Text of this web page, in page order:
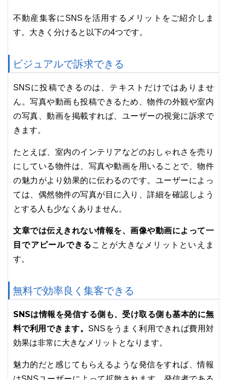
不動産集客にSNSを活用するメリットをご紹介しま
す。大きく分けると以下の4つです。
ビジュアルで訴求できる
SNSに投稿できるのは、テキストだけではありませ
ん。写真や動画も投稿できるため、物件の外観や室内
の写真、動画を掲載すれば、ユーザーの視覚に訴求で
きます。
たとえば、室内のインテリアなどのおしゃれさを売り
にしている物件は、写真や動画を用いることで、物件
の魅力がより効果的に伝わるのです。ユーザーによっ
ては、偶然物件の写真が目に入り、詳細を確認しよう
とする人も少なくありません。
文章では伝えきれない情報を、画像や動画によって一
目でアピールできる ことが大きなメリットといえま
す。
無料で効率良く集客できる
SNSは情報を発信する側も、受け取る側も基本的に無
料で利用できます。
SNSをうまく利用できれば費用対
効果は非常に大きなメリットとなります。
魅力的だと感じてもらえるような発信をすれば、情報